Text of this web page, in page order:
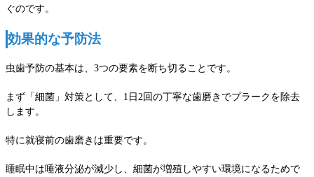
ぐのです。
効果的な予防法
虫歯予防の基本は、3つの要素を断ち切ることです。
まず「細菌」対策として、1日2回の丁寧な歯磨きでプラークを除去
します。
特に就寝前の歯磨きは重要です。
睡眠中は唾液分泌が減少し、細菌が増殖しやすい環境になるためで